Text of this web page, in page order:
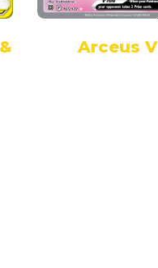
Arceus V